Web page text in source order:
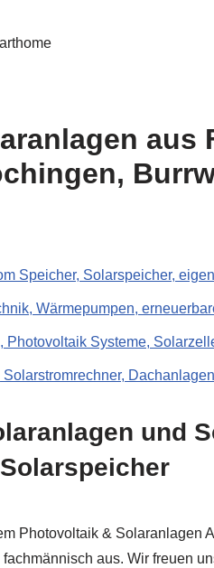
aus
Speicher, Solarspeicher,
Wärmepumpen,
Photovoltaik Systeme,
und
Photovoltaik & Solaranlagen
aus. Wir freuen